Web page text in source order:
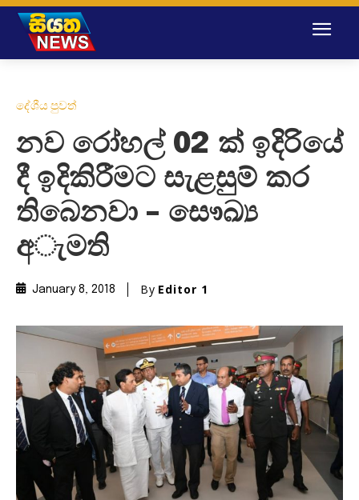
දේශීය පුවත්
නව රෝහල් 02 ක් ඉදිරියේ
දී ඉදිකිරීමට සැළසුම් කර
තිබෙනවා – සෞඛ්‍ය
අැමති
January 8, 2018 By Editor 1